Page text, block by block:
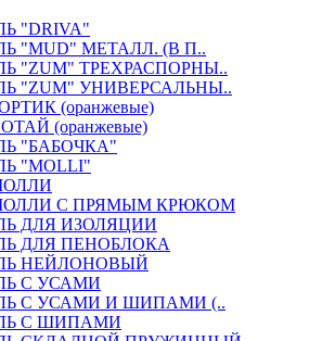
"DRIVA"
"MUD" МЕТАЛЛ. (В П..
"ZUM" ТРЕХРАСПОРНЫ..
"ZUM" УНИВЕРСАЛЬНЫ..
(оранжевые)
(оранжевые)
"БАБОЧКА"
"МOLLI"
С ПРЯМЫМ КРЮКОМ
ДЛЯ ИЗОЛЯЦИИ
ДЛЯ ПЕНОБЛОКА
НЕЙЛОНОВЫЙ
С УСАМИ
С УСАМИ И ШИПАМИ (..
С ШИПАМИ